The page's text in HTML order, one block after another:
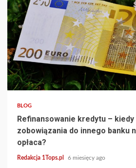
4 min read
BLOG
Refinansowanie kredytu –
zobowiązania do innego banku
opłaca?
Redakcja 1Tops.pl 6 miesięcy ago